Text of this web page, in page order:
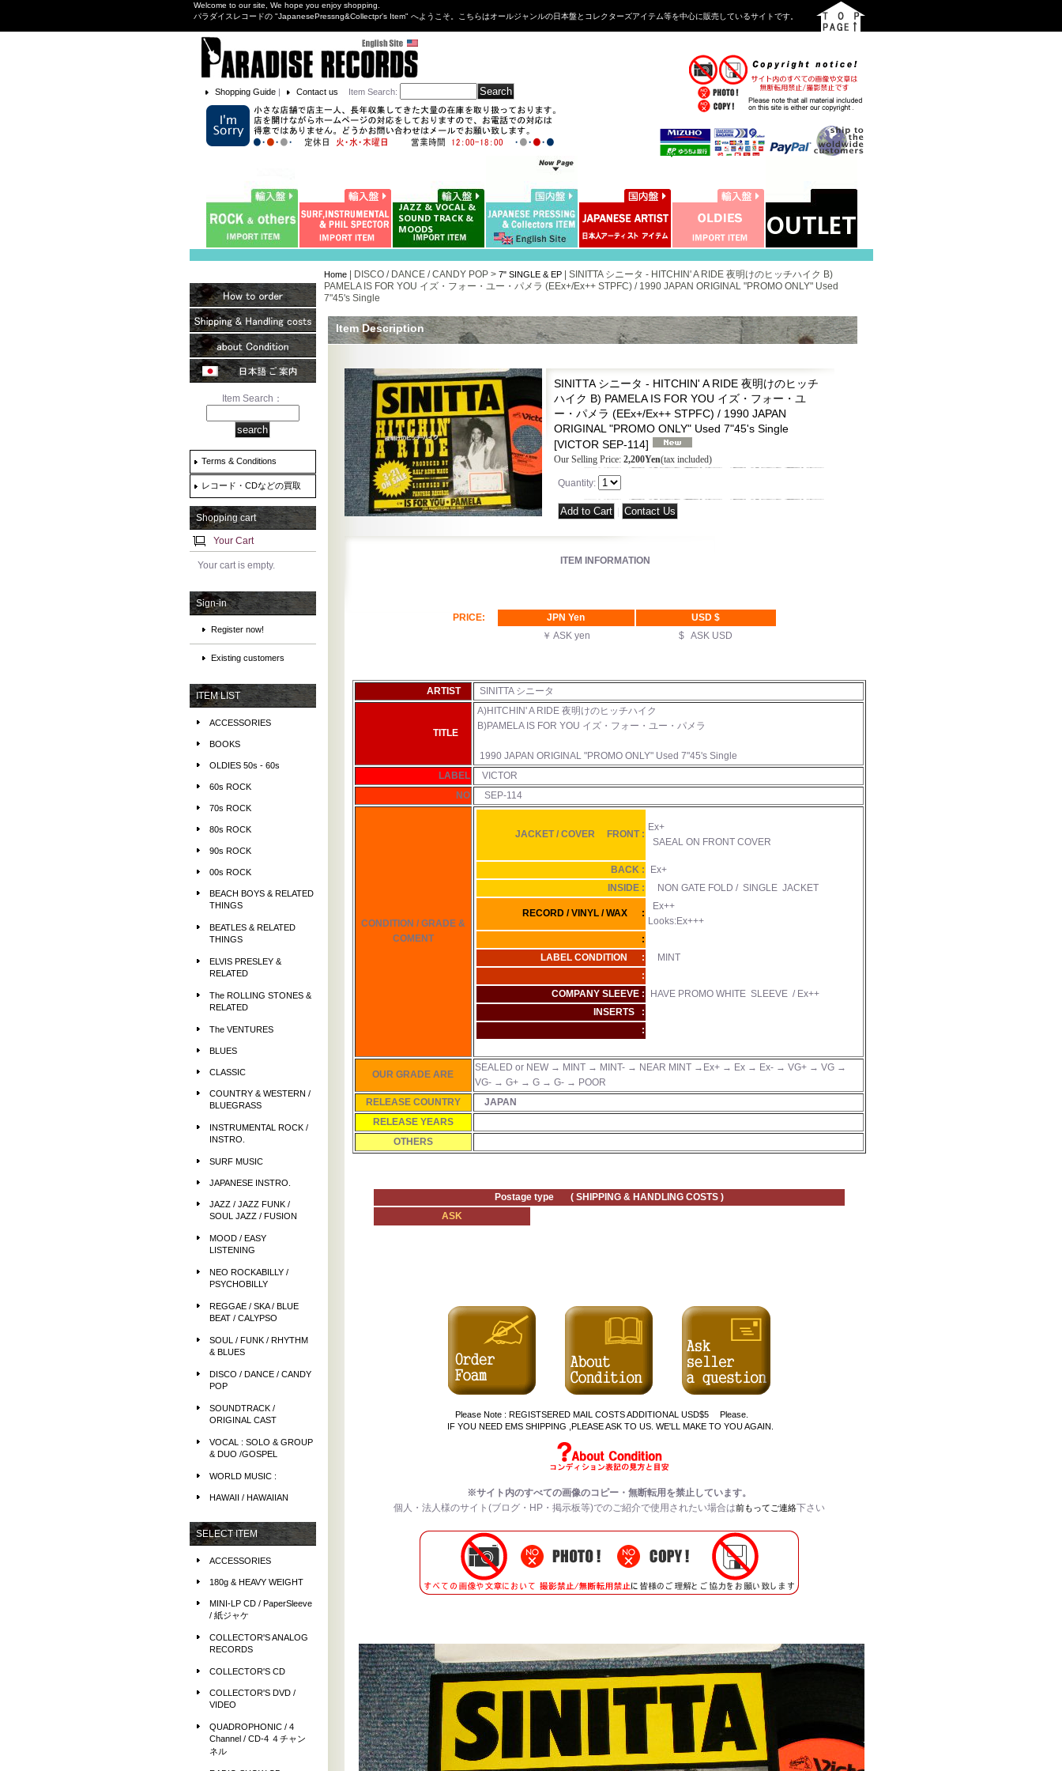
Welcome to our site, We hope you enjoy shopping.
パラダイスレコードの "JapanesePressng&Collectpr's Item" へようこそ。こちらはオールジャンルの日本盤とコレクターズアイテム等を中心に販売しているサイトです。
Shopping Guide| Contact us Item Search:
Item Search：
Terms & Conditions
レコード・CDなどの買取
Shopping cart
Your Cart
Your cart is empty.
Sign-in
Register now!
Existing customers
ITEM LIST
ACCESSORIES
BOOKS
OLDIES 50s - 60s
60s ROCK
70s ROCK
80s ROCK
90s ROCK
00s ROCK
BEACH BOYS & RELATED
THINGS
BEATLES & RELATED
THINGS
ELVIS PRESLEY &
RELATED
The ROLLING STONES &
RELATED
The VENTURES
BLUES
CLASSIC
COUNTRY & WESTERN /
BLUEGRASS
INSTRUMENTAL ROCK /
INSTRO.
SURF MUSIC
JAPANESE INSTRO.
JAZZ / JAZZ FUNK /
SOUL JAZZ / FUSION
MOOD / EASY
LISTENING
NEO ROCKABILLY /
PSYCHOBILLY
REGGAE / SKA / BLUE
BEAT / CALYPSO
SOUL / FUNK / RHYTHM
& BLUES
DISCO / DANCE / CANDY
POP
SOUNDTRACK /
ORIGINAL CAST
VOCAL : SOLO & GROUP
& DUO /GOSPEL
WORLD MUSIC :
HAWAII / HAWAIIAN
SELECT ITEM
ACCESSORIES
180g & HEAVY WEIGHT
MINI-LP CD / PaperSleeve
/ 紙ジャケ
COLLECTOR'S ANALOG
RECORDS
COLLECTOR'S CD
COLLECTOR'S DVD /
VIDEO
QUADROPHONIC / 4
Channel / CD-4 ４チャン
ネル
Home| DISCO / DANCE / CANDY POP > 7" SINGLE & EP| SINITTA シニータ - HITCHIN' A RIDE 夜明けのヒッチハイク B)
PAMELA IS FOR YOU イズ・フォー・ユー・パメラ (EEx+/Ex++ STPFC) / 1990 JAPAN ORIGINAL "PROMO ONLY" Used
7"45's Single
Item Description
SINITTA シニータ - HITCHIN' A RIDE 夜明けのヒッチ
ハイク B) PAMELA IS FOR YOU イズ・フォー・ユ
ー・パメラ (EEx+/Ex++ STPFC) / 1990 JAPAN
ORIGINAL "PROMO ONLY" Used 7"45's Single
[VICTOR SEP-114]
Our Selling Price: 2,200Yen(tax included)
Quantity:
ITEM INFORMATION
PRICE: JPN Yen
USD $
￥ ASK yen
$ ASK USD
ARTIST SINITTA シニータ
TITLE
A)HITCHIN' A RIDE 夜明けのヒッチハイク
B)PAMELA IS FOR YOU イズ・フォー・ユー・パメラ
1990 JAPAN ORIGINAL "PROMO ONLY" Used 7"45's Single
LABEL
VICTOR
NO
SEP-114
CONDITION / GRADE &
COMENT
JACKET / COVER FRONT :
Ex+
SAEAL ON FRONT COVER
BACK :
Ex+
INSIDE :
NON GATE FOLD / SINGLE JACKET
RECORD / VINYL / WAX :
Ex++
Looks:Ex+++
:
LABEL CONDITION :
MINT
:
COMPANY SLEEVE :
HAVE PROMO WHITE SLEEVE / Ex++
INSERTS :
:
OUR GRADE ARE
SEALED or NEW → MINT → MINT- → NEAR MINT →Ex+ → Ex → Ex- → VG+ → VG →
VG- → G+ → G → G- → POOR
RELEASE COUNTRY
JAPAN
RELEASE YEARS
OTHERS
Postage type ( SHIPPING & HANDLING COSTS )
ASK
Please Note : REGISTSERED MAIL COSTS ADDITIONAL USD$5 Please.
IF YOU NEED EMS SHIPPING ,PLEASE ASK TO US. WE'LL MAKE TO YOU AGAIN.
※サイト内のすべての画像のコピー・無断転用を禁止しています。
個人・法人様のサイト(ブログ・HP・掲示板等)でのご紹介で使用されたい場合は前もってご連絡下さい